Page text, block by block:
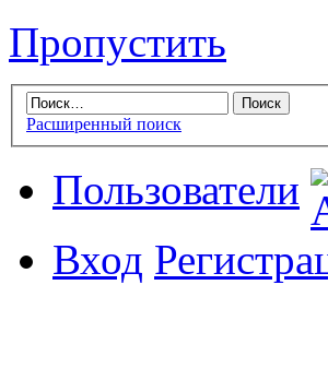
Пропустить
Расширенный поиск
Пользователи
Вход